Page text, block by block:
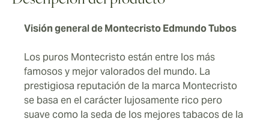
adentran por primera vez en el mundo montecristo del
Visión general de Montecristo Edmundo Tubos
Los puros Montecristo están entre los más
famosos y mejor valorados del mundo. La
prestigiosa reputación de la marca Montecristo
se basa en el carácter lujosamente rico pero
suave como la seda de los mejores tabacos de la